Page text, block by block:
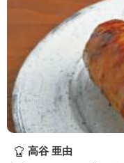
高谷 亜由